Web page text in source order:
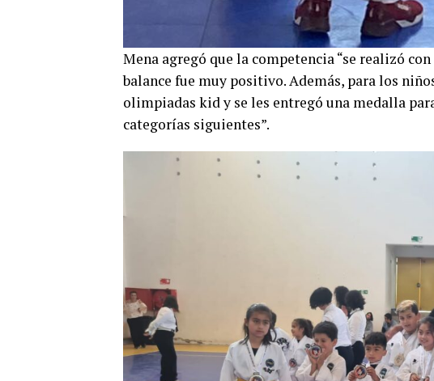
Mena agregó que la competencia “se realizó
balance fue muy positivo. Además, para los
olimpiadas kid y se les entregó una medalla
categorías siguientes”.